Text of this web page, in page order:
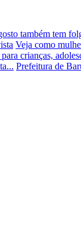
também tem
Veja como
crianças,
Prefeitura de